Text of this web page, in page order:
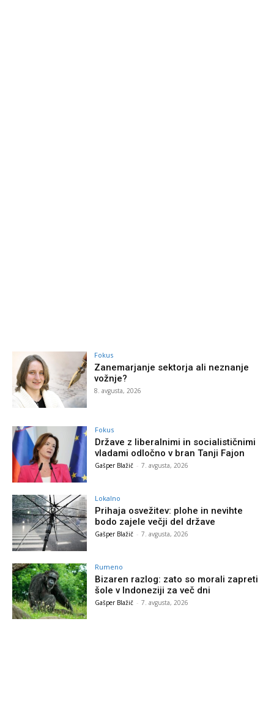
Fokus
Zanemarjanje sektorja ali neznanje
vožnje?
8. avgusta, 2026
Fokus
Države z liberalnimi in socialističnimi
vladami odločno v bran Tanji Fajon
Gašper Blažič - 7. avgusta, 2026
Lokalno
Prihaja osvežitev: plohe in nevihte
bodo zajele večji del države
Gašper Blažič - 7. avgusta, 2026
Rumeno
Bizaren razlog: zato so morali zapreti
šole v Indoneziji za več dni
Gašper Blažič - 7. avgusta, 2026